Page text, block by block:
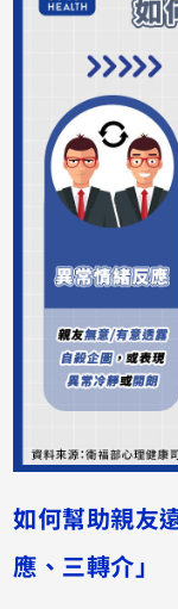
如何幫助親友
應、三轉介」